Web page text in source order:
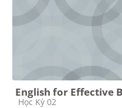
English for Effective
Course category
Học Kỳ 02